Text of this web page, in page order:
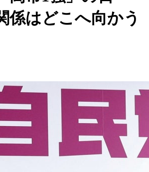
係はどこへ向かう